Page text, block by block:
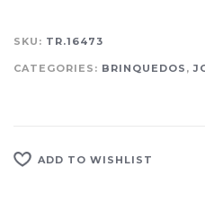
SKU: TR.16473
CATEGORIES: BRINQUEDOS ,
ADD TO WISHLIST